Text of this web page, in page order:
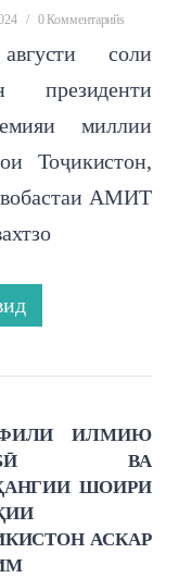
/ 0 Комментарийs
соли
президенти
миллии
Тоҷикистон,
вобастаи АМИТ
ИЛМИЮ
ВА
ШОИРИ
АСКАР